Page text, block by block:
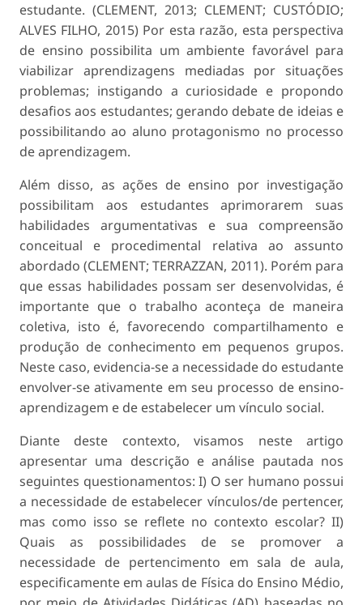
estudante. (CLEMENT, 2013; CLEMENT; CUSTÓDIO;
ALVES FILHO, 2015) Por esta razão, esta perspectiva
de ensino possibilita um ambiente favorável para
viabilizar aprendizagens mediadas por situações
problemas; instigando a curiosidade e propondo
desafios aos estudantes; gerando debate de ideias e
possibilitando ao aluno protagonismo no processo
de aprendizagem.
Além disso, as ações de ensino por investigação
possibilitam aos estudantes aprimorarem suas
habilidades argumentativas e sua compreensão
conceitual e procedimental relativa ao assunto
abordado (CLEMENT; TERRAZZAN, 2011). Porém para
que essas habilidades possam ser desenvolvidas, é
importante que o trabalho aconteça de maneira
coletiva, isto é, favorecendo compartilhamento e
produção de conhecimento em pequenos grupos.
Neste caso, evidencia-se a necessidade do estudante
envolver-se ativamente em seu processo de ensino-
aprendizagem e de estabelecer um vínculo social.
Diante deste contexto, visamos neste artigo
apresentar uma descrição e análise pautada nos
seguintes questionamentos: I) O ser humano possui
a necessidade de estabelecer vínculos/de pertencer,
mas como isso se reflete no contexto escolar? II)
Quais as possibilidades de se promover a
necessidade de pertencimento em sala de aula,
especificamente em aulas de Física do Ensino Médio,